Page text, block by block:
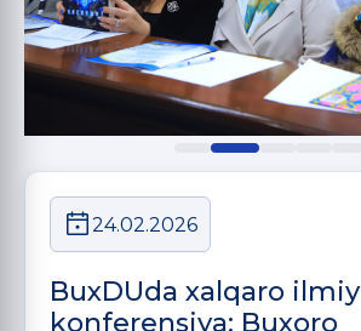
24.02.2026
BuxDUda xalqaro ilmiy
konferensiya: Buxoro